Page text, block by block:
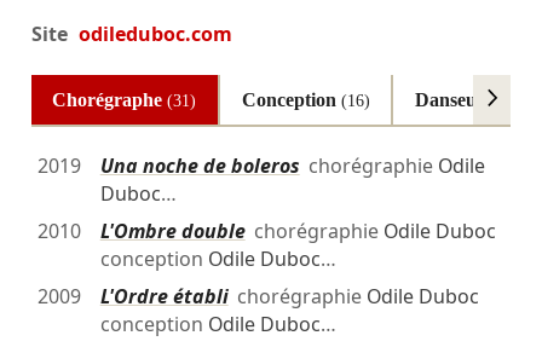
Site odileduboc.com
Chorégraphe(31) Conception (16) Danseuse
2019 Una noche de boleros chorégraphie Odile
Duboc…
2010
L'Ombre doublechorégraphie Odile Duboc
conception Odile Duboc…
2009
L'Ordre établichorégraphie Odile Duboc
conception Odile Duboc…